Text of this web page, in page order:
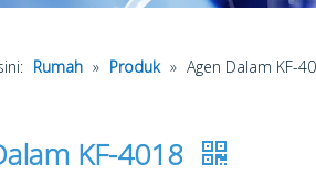
Rumah » Produk » Agen Dalam KF-
KF-4018